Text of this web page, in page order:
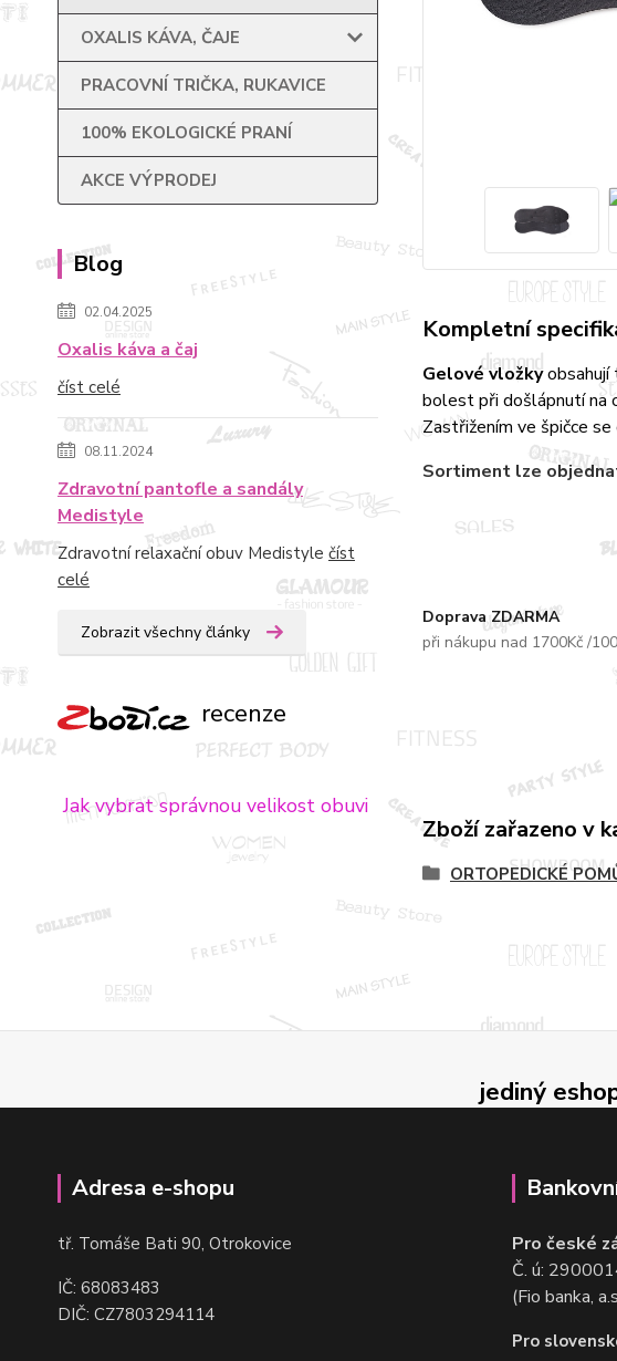
OXALIS KÁVA, ČAJE
PRACOVNÍ TRIČKA, RUKAVICE
100% EKOLOGICKÉ PRANÍ
AKCE VÝPRODEJ
Blog
02.04.2025
Oxalis káva a čaj
číst celé
08.11.2024
Zdravotní pantofle a sandály
Medistyle
Zdravotní relaxační obuv Medistyle číst
celé
Zobrazit všechny články
recenze
Jak vybrat správnou velikost obuvi
Doprava ZDARMA
při nákupu nad 1700Kč /
Kompletní
Gelové vložkyobsahují
bolest při došlápnutí na
Zastřižením ve špičce
Sortiment lze
Zboží zařazeno v
ORTOPEDICKÉ
jediný
Adresa e-shopu
tř. Tomáše Bati 90, Otrokovice
IČ: 68083483
DIČ: CZ7803294114
Pro české
Č. ú:
(Fio banka,
Pro